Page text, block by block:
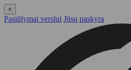
×
Pasiūlymai verslui Jūsų paskyra